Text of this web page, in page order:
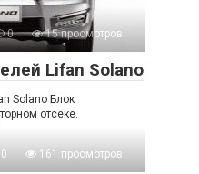
0 15 просмотров
Lifan Solano
Solano Блок
отсеке.
0 161 просмотров